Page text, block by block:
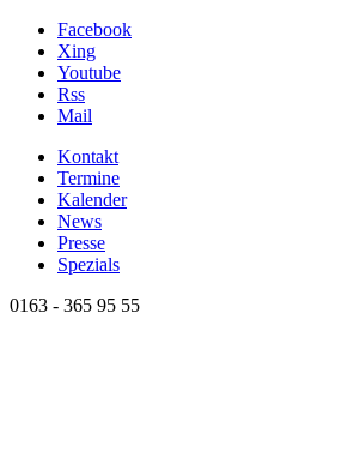
Facebook
Xing
Youtube
Rss
Mail
Kontakt
Termine
Kalender
News
Presse
Spezials
0163 - 365 95 55